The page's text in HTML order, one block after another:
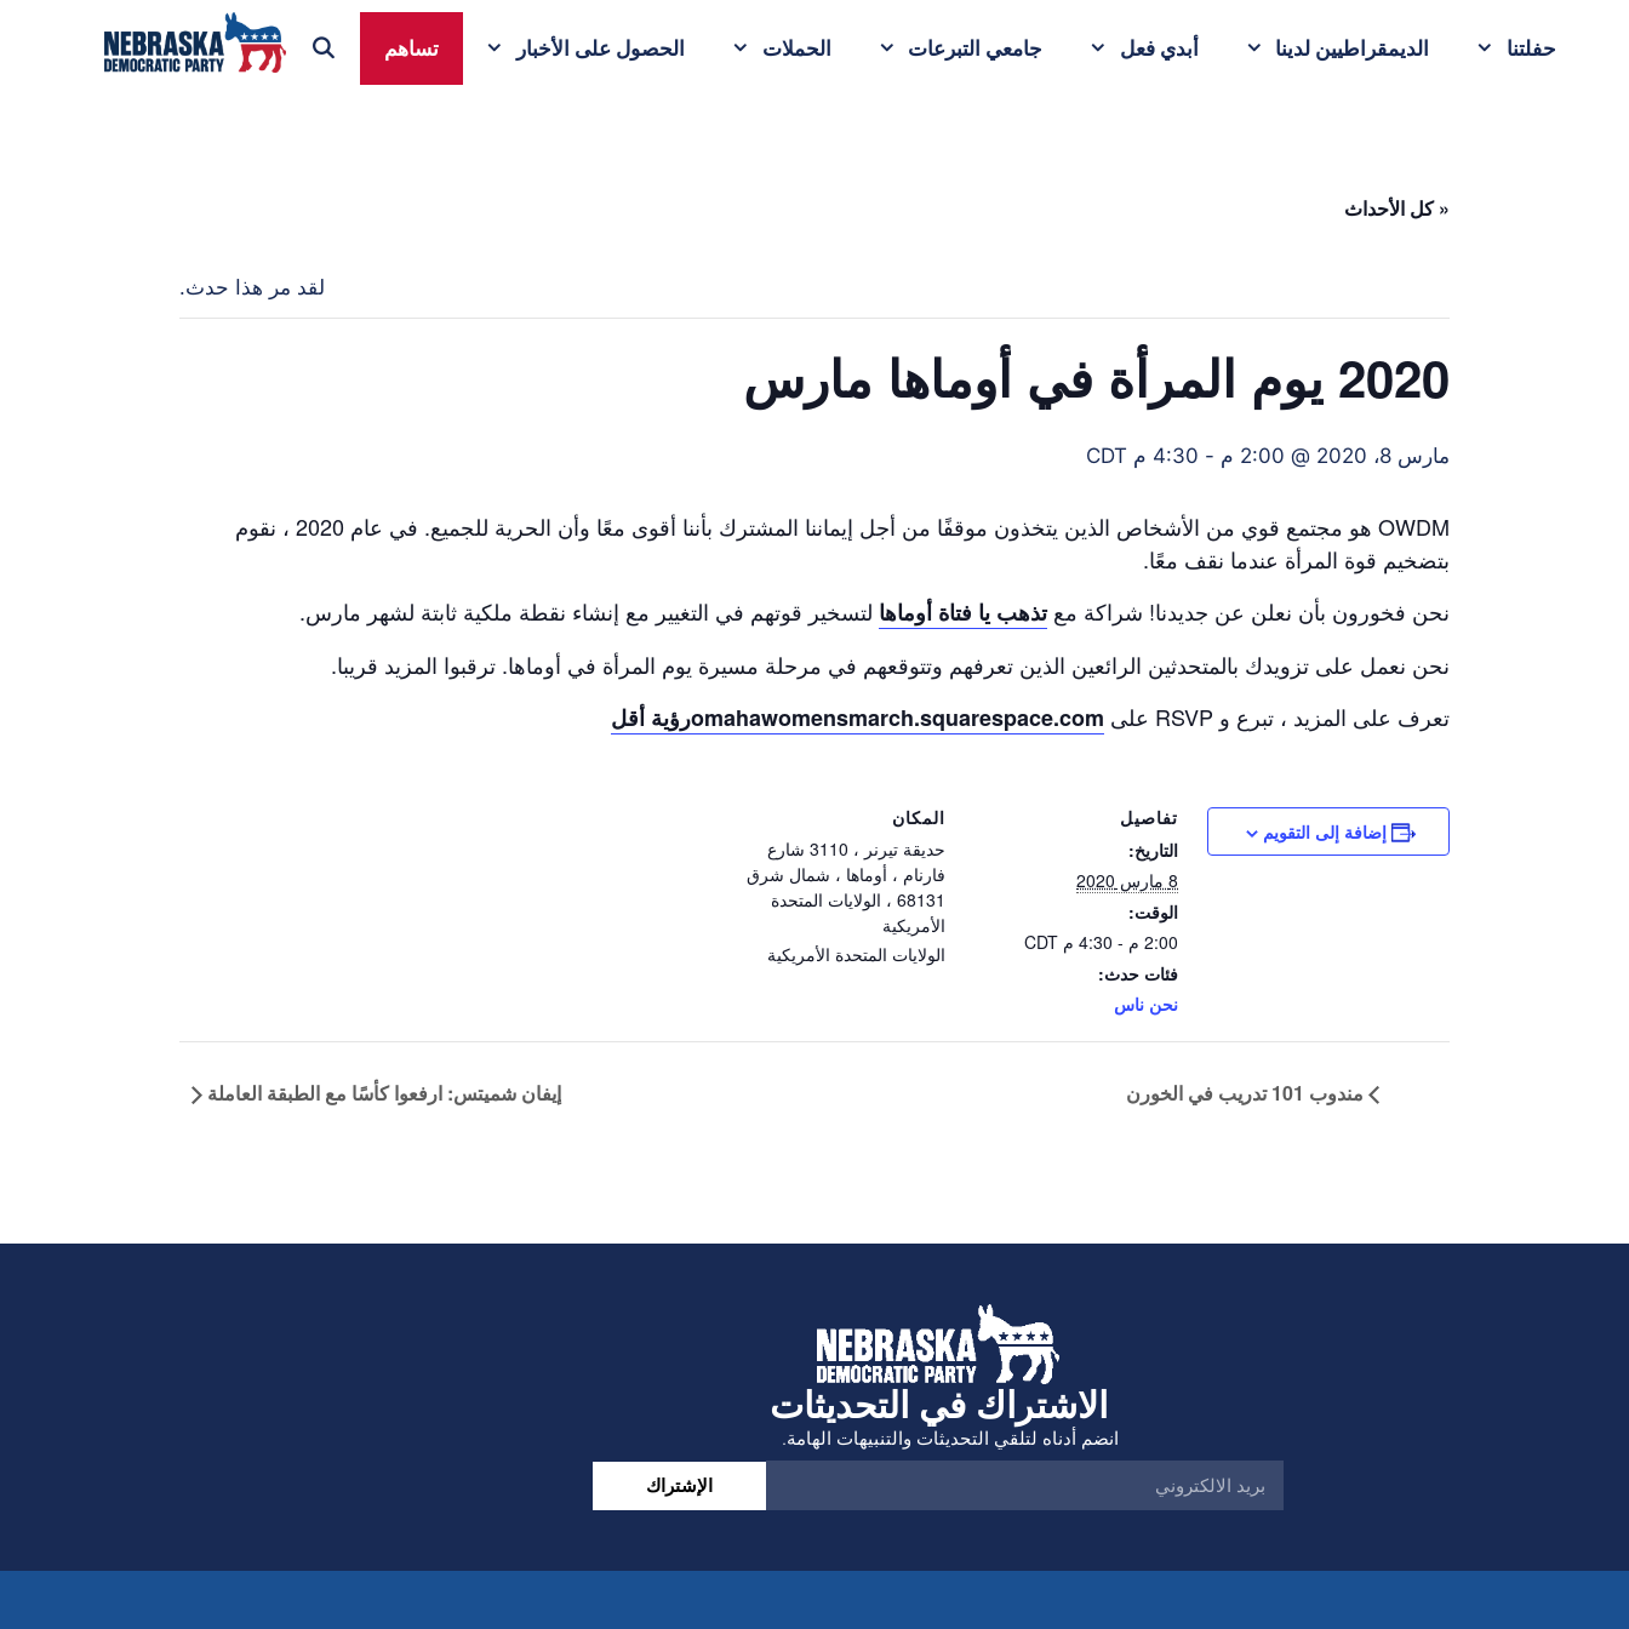
حفلتنا الديمقراطيين لدينا أبدي فعل جامعي التبرعات الحملات الحصول على الأخبار تساهم
« كل الأحداث
لقد مر هذا حدث.
2020 يوم المرأة في أوماها مارس
مارس 8، 2020 @ 2:00 م - 4:30 م CDT
OWDM هو مجتمع قوي من الأشخاص الذين يتخذون موقفًا من أجل إيماننا المشترك بأننا أقوى معًا وأن الحرية للجميع. في عام 2020 ، نقوم
بتضخيم قوة المرأة عندما نقف معًا.
نحن فخورون بأن نعلن عن جديدنا! شراكة معتذهب يا فتاة أوماها لتسخير قوتهم في التغيير مع إنشاء نقطة ملكية ثابتة لشهر مارس.
نحن نعمل على تزويدك بالمتحدثين الرائعين الذين تعرفهم وتتوقعهم في مرحلة مسيرة يوم المرأة في أوماها. ترقبوا المزيد قريبا.
تعرف على المزيد ، تبرع و RSVP على
omahawomensmarch.squarespace.comرؤية أقل
إضافة إلى التقويم
تفاصيل
التاريخ:
8 مارس 2020
الوقت:
2:00 م - 4:30 م
CDT
فئات حدث:
نحن ناس
المكان
حديقة تيرنر ، 3110 شارع
فارنام ، أوماها ، شمال شرق
68131 ، الولايات المتحدة
الأمريكية
الولايات المتحدة الأمريكية
مندوب 101 تدريب في الخورن إيفان شميتس: ارفعوا كأسًا مع الطبقة العاملة
الاشتراك في التحديثات
انضم أدناه لتلقي التحديثات والتنبيهات الهامة.
الإشتراك